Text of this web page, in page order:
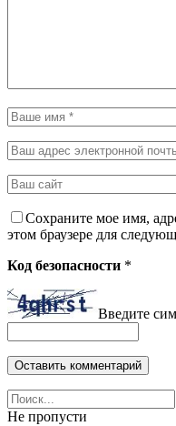
Сохраните мое имя,
этом браузере для
Код безопасности *
Введите
Не пропусти